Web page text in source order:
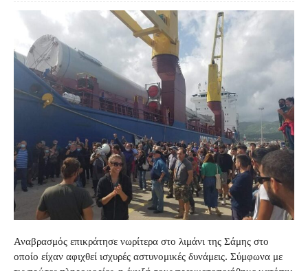
Αναβρασμός επικράτησε νωρίτερα στο λιμάνι της Σάμης στο
οποίο είχαν αφιχθεί ισχυρές αστυνομικές δυνάμεις. Σύμφωνα με